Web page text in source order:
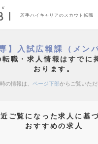
若手ハイキャリアのスカウト転職
】入試広報課（メン
転職・求人情報はすでに
おります。
の情報は、 ページ下部からご覧いただ
ご覧になった求人に基
おすすめの求人